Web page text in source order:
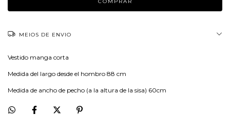
MEIOS DE ENVIO
Vestido manga corta
Medida del largo desde el hombro 88 cm
Medida de ancho de pecho (a la altura de la sisa) 60cm